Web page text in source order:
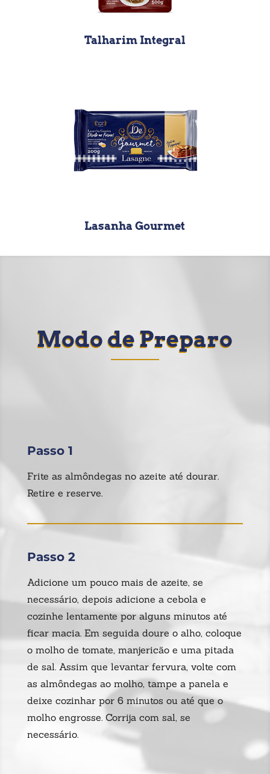
Talharim Integral
Lasanha Gourmet
Modo de Preparo
Passo 1
Frite as almôndegas no azeite até dourar.
Retire e reserve.
Passo 2
Adicione um pouco mais de azeite, se
necessário, depois adicione a cebola e
cozinhe lentamente por alguns minutos até
ficar macia. Em seguida doure o alho, coloque
o molho de tomate, manjericão e uma pitada
de sal. Assim que levantar fervura, volte com
as almôndegas ao molho, tampe a panela e
deixe cozinhar por 6 minutos ou até que o
molho engrosse. Corrija com sal, se
necessário.